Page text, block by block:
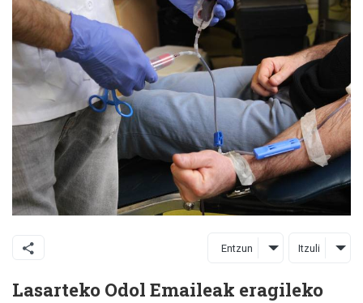
Entzun Itzuli
Lasarteko Odol Emaileak eragileko